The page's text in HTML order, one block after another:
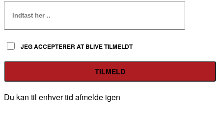
JEG ACCEPTERER AT BLIVE TILMELDT
Du kan til enhver tid afmelde igen